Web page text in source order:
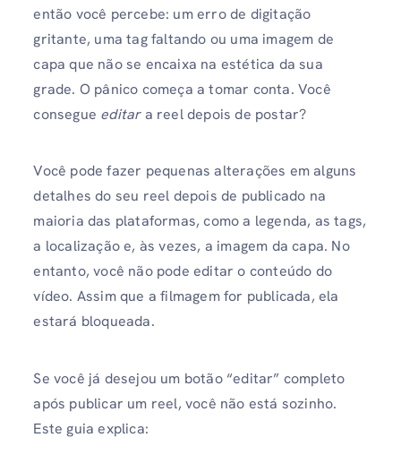
então você percebe: um erro de digitação
gritante, uma tag faltando ou uma imagem de
capa que não se encaixa na estética da sua
grade. O pânico começa a tomar conta. Você
consegue editara reel depois de postar?
Você pode fazer pequenas alterações em alguns
detalhes do seu reel depois de publicado na
maioria das plataformas, como a legenda, as tags,
a localização e, às vezes, a imagem da capa. No
entanto, você não pode editar o conteúdo do
vídeo. Assim que a filmagem for publicada, ela
estará bloqueada.
Se você já desejou um botão “editar” completo
após publicar um reel, você não está sozinho.
Este guia explica: